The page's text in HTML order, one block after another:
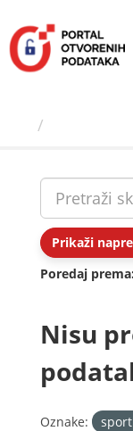
sadržaj
Prikaži
Poredaj prema
Nisu
Oznake: sport